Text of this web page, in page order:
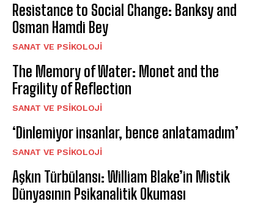
Resistance to Social Change: Banksy and
Osman Hamdi Bey
SANAT VE PSIKOLOJI
The Memory of Water: Monet and the
Fragility of Reflection
SANAT VE PSIKOLOJI
‘Dinlemiyor insanlar, bence anlatamadım’
SANAT VE PSIKOLOJI
Aşkın Türbülansı: William Blake’in Mistik
Dünyasının Psikanalitik Okuması